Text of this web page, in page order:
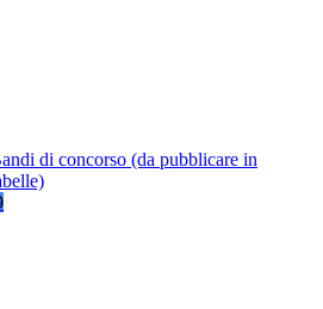
di concorso (da pubblicare in